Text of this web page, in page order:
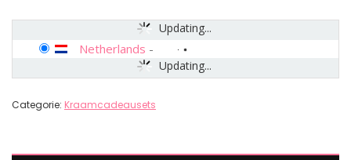
Updating...
Updating...
Netherlands -
Categorie: Kraamcadeausets